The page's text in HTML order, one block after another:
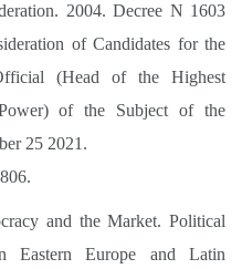
2004. Decree N 1603
of Candidates for the
(Head of the Highest
of the Subject of the
25 2021.
and the Market. Political
Eastern Europe and Latin